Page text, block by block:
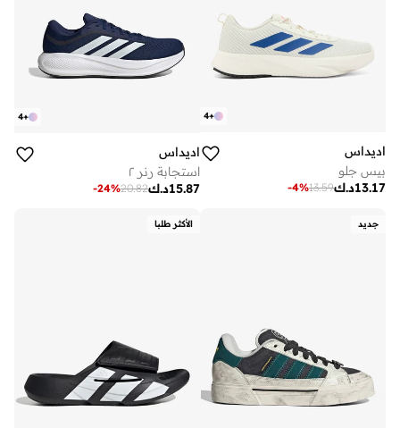
+
4
اديداس
بيس جلو
د.ك13.17
13.59
-4%
+
4
اديداس
استجابة رنر ٢
د.ك15.87
20.82
-24%
جديد الأكثر طلبا